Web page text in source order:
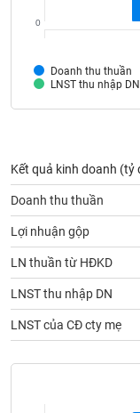
Doanh thu thuần
LNST thu nhập DN
0
Kết quả kinh doanh (tỷ
Doanh thu thuần
Lợi nhuận gộp
LN thuần từ HĐKD
LNST thu nhập DN
LNST của CĐ cty mẹ
SỨC
KHỎE
CÔNG
NGHỆ
THÔNG
TIN
VỤ